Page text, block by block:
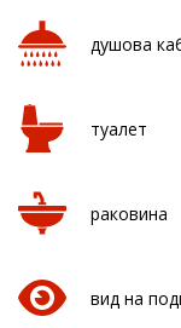
душова
туалет
раковина
вид на